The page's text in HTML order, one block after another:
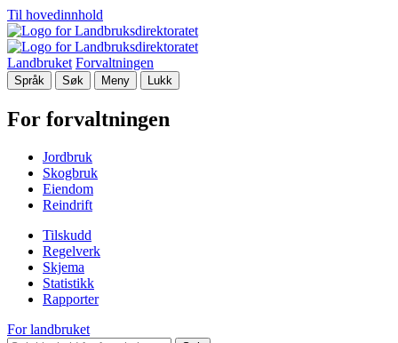
Til hovedinnhold
Landbruket Forvaltningen
Språk Søk Meny Lukk
For forvaltningen
Jordbruk
Skogbruk
Eiendom
Reindrift
Tilskudd
Regelverk
Skjema
Statistikk
Rapporter
For landbruket